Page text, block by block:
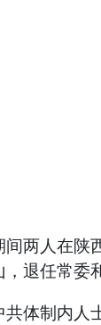
两人在
退任常
体制内